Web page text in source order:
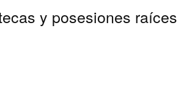
y posesiones raíces